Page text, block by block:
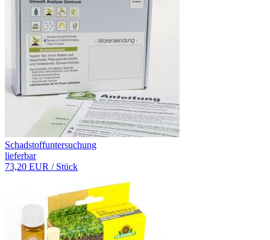
Schadstoffuntersuchung
lieferbar
73,20 EUR / Stück